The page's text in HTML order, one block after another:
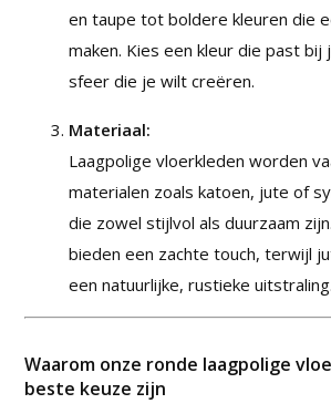
en taupe tot boldere kleuren die
maken. Kies een kleur die past bij
sfeer die je wilt creëren.
Materiaal:
Laagpolige vloerkleden worden
materialen zoals katoen, jute of
die zowel stijlvol als duurzaam
bieden een zachte touch, terwijl
een natuurlijke, rustieke uitstraling.
Waarom onze ronde laagpolige
beste keuze zijn